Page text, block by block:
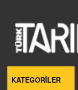
KATEGORİLER